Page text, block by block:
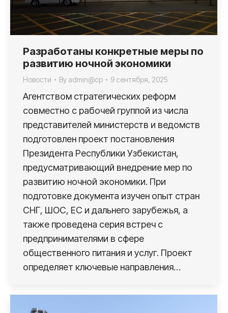
Разработаны конкретные меры по
развитию ночной экономики
Новости By admin@cp 9 сентября, 2025
Агентством стратегических реформ
совместно с рабочей группой из числа
представителей министерств и ведомств
подготовлен проект постановления
Президента Республики Узбекистан,
предусматривающий внедрение мер по
развитию ночной экономики. При
подготовке документа изучен опыт стран
СНГ, ШОС, ЕС и дальнего зарубежья, а
также проведена серия встреч с
предпринимателями в сфере
общественного питания и услуг. Проект
определяет ключевые направления…